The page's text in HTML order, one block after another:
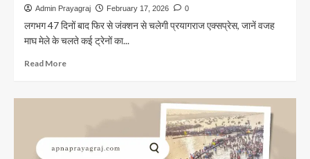
फोटो
Nagvasuki
Temple
Photos
Admin Prayagraj February 17, 2026 0
लगभग 47 दिनों बाद फिर से जंक्शन से चलेगी प्रयागराज एक्सप्रेस, जानें वजह
माघ मेले के चलते कई ट्रेनों का...
Read MoreRead
लगभग
बाद
फिर